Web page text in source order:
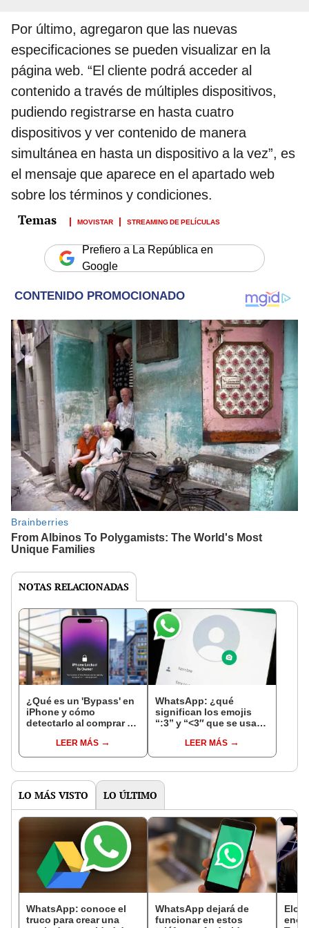
Por último, agregaron que las nuevas
especificaciones se pueden visualizar en la
página web. “El cliente podrá acceder al
contenido a través de múltiples dispositivos,
pudiendo registrarse en hasta cuatro
dispositivos y ver contenido de manera
simultánea en hasta un dispositivo a la vez”, es
el mensaje que aparece en el apartado web
sobre los términos y condiciones.
MOVISTAR STREAMING DE PELÍCULAS
Prefiero a La República en
Google
NOTAS RELACIONADAS
¿Qué es un 'Bypass' en
iPhone y cómo
detectarlo al comprar un
LEER MÁS
WhatsApp: ¿qué
significan los emojis
“:3” y “<3″ que se usan
LEER MÁS
LO MÁS VISTO LO ÚLTIMO
WhatsApp: conoce el
truco para crear una
WhatsApp dejará de
funcionar en estos
Elon